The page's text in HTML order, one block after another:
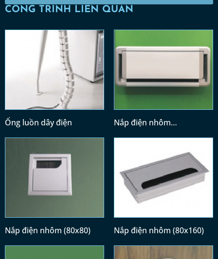
CÔNG TRÌNH LIÊN QUAN
Ống luồn dây điện
Nắp điện nhôm
Nắp điện nhôm (80x80) Nắp điện nhôm (80x160)